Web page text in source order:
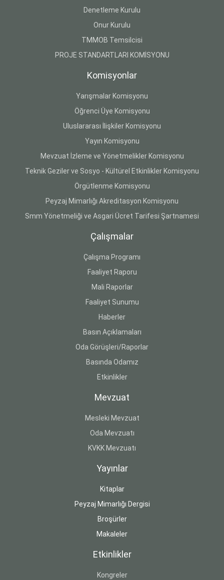
Denetleme Kurulu
Onur Kurulu
TMMOB Temsilcisi
PROJE STANDARTLARI KOMİSYONU
Komisyonlar
Yarışmalar Komisyonu
Öğrenci Üye Komisyonu
Uluslararası İlişkiler Komisyonu
Yayın Komisyonu
Mevzuat İzleme ve Yönetmelikler Komisyonu
Teknik Geziler ve Sosyo - Kültürel Etkinlikler Komisyonu
Örgütlenme Komisyonu
Peyzaj Mimarlığı Akreditasyon Komisyonu
Smm Yönetmeliği ve Asgari Ücret Tarifesi Şartnamesi
Çalışmalar
Çalışma Programı
Faaliyet Raporu
Mali Raporlar
Faaliyet Sunumu
Haberler
Basın Açıklamaları
Oda Görüşleri/Raporlar
Basında Odamız
Etkinlikler
Mevzuat
Mesleki Mevzuat
Oda Mevzuatı
KVKK Mevzuatı
Yayınlar
Kitaplar
Peyzaj Mimarlığı Dergisi
Broşürler
Makaleler
Etkinlikler
Kongreler